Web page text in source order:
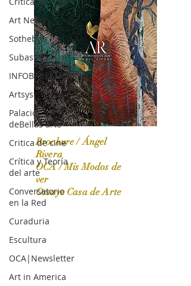
Art News
Sotheby's
Subasta
INFOBAE|AMERICA
Artsys
Palacio
deBellas arte
Critica de cine
Crítica y Teoría
del arte
Conversatorio
en la Red
Curaduria
Escultura
OCA|Newsletter
Art in America
OCA|News 31 / Marzo-Abril / 2024
Brochure / Ángel
Rivera
OCA / Mis Modos de
ver
Ossaye Casa de Arte